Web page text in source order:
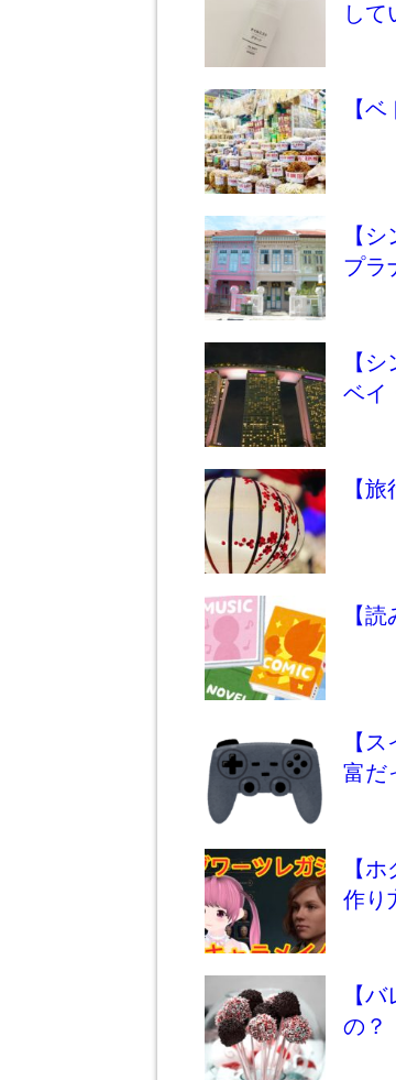
して
【
【
プラ
【
ベイ
【
【
【
富だ
【
作り
【
の？